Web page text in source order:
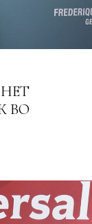
ВО